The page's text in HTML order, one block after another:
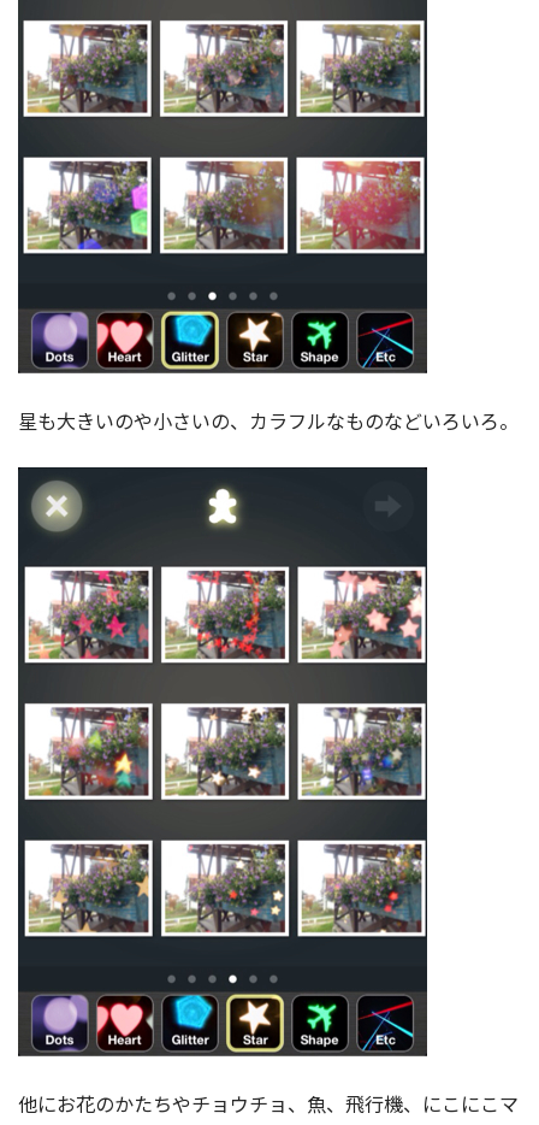
星も大きいのや小さいの、カラフルなものなどいろいろ。
他にお花のかたちやチョウチョ、魚、飛行機、にこにこマ